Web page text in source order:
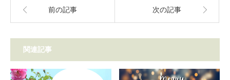
前の記事 次の記事
関連記事